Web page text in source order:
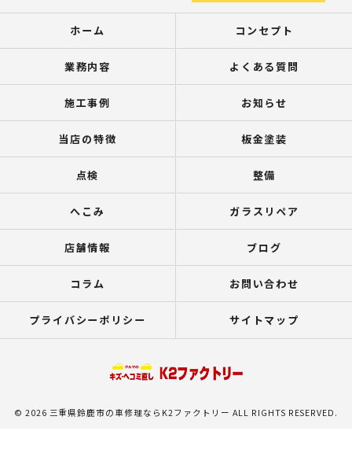
ホーム コンセプト
業務内容 よくある質問
施工事例 お知らせ
当店の特徴 板金塗装
点検 整備
へこみ ガラスリペア
店舗情報 ブログ
コラム お問い合わせ
プライバシーポリシー サイトマップ
© 2026 三重県鈴鹿市の車修理ならK2ファクトリー ALL RIGHTS RESERVED.